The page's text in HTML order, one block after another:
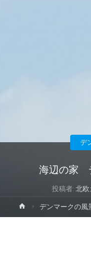
海辺の家
投稿者: 北欧
デ
ホ
ー
デンマークの風